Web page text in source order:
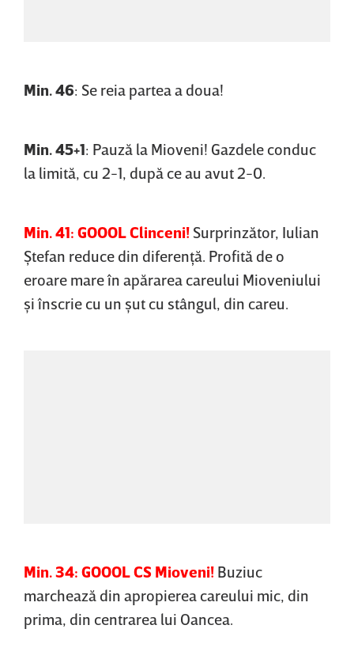
Min. 46: Se reia partea a doua!
Min. 45+1: Pauză la Mioveni! Gazdele conduc
la limită, cu 2-1, după ce au avut 2-0.
Min. 41: GOOOL Clinceni! Surprinzător, Iulian
Ştefan reduce din diferenţă. Profită de o
eroare mare în apărarea careului Mioveniului
şi înscrie cu un şut cu stângul, din careu.
Min. 34: GOOOL CS Mioveni! Buziuc
marchează din apropierea careului mic, din
prima, din centrarea lui Oancea.